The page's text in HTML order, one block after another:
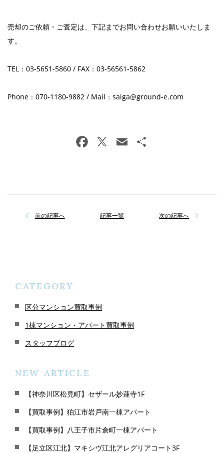
売却のご依頼・ご査定は、下記までお問い合わせお願いいたしま
す。
TEL：03-5651-5860 / FAX：03-56561-5862
Phone：070-1180-9882 / Mail：saiga@ground-e.com
前の記事へ 記事一覧 次の記事へ
CATEGORY
区分マンション買取事例
1棟マンション・アパート買取事例
スタッフブログ
NEW ARTICLE
【神奈川区松見町】セザール妙蓮寺1F
【買取事例】狛江市岩戸南一棟アパート
【買取事例】八王子市片倉町一棟アパート
【足立区江北】マキシヴ江北アレグリアコート3F